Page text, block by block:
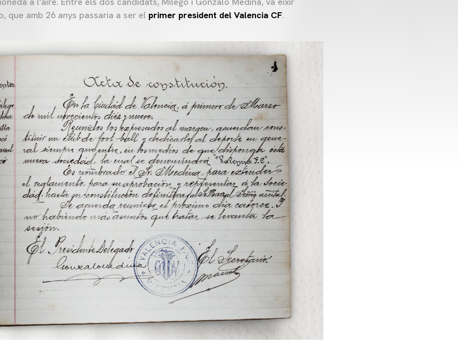
que amb 26 anys passaria a ser el primer president del Valencia CF.